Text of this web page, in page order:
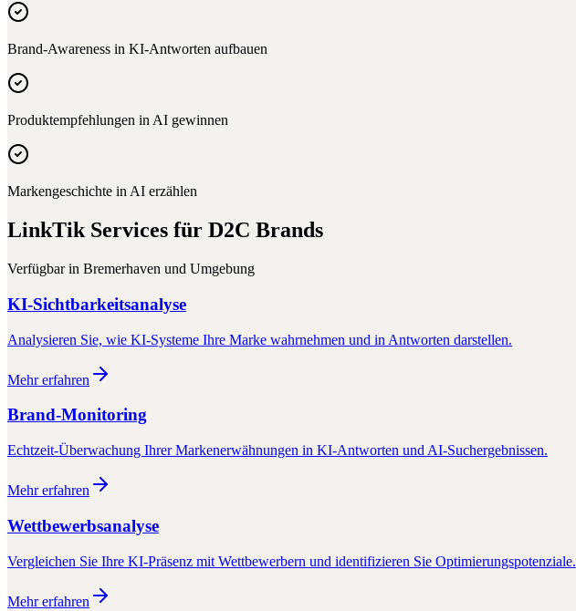
Brand-Awareness in KI-Antworten aufbauen
Produktempfehlungen in AI gewinnen
Markengeschichte in AI erzählen
LinkTik Services für D2C Brands
Verfügbar in Bremerhaven und Umgebung
KI-Sichtbarkeitsanalyse
Analysieren Sie, wie KI-Systeme Ihre Marke wahrnehmen und in Antworten darstellen.
Mehr erfahren
Brand-Monitoring
Echtzeit-Überwachung Ihrer Markenerwähnungen in KI-Antworten und AI-Suchergebnissen.
Mehr erfahren
Wettbewerbsanalyse
Vergleichen Sie Ihre KI-Präsenz mit Wettbewerbern und identifizieren Sie Optimierungspotenziale.
Mehr erfahren